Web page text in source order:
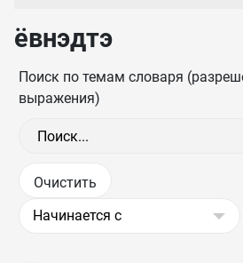
ёвнэдтэ
Поиск по темам словаря
выражения)